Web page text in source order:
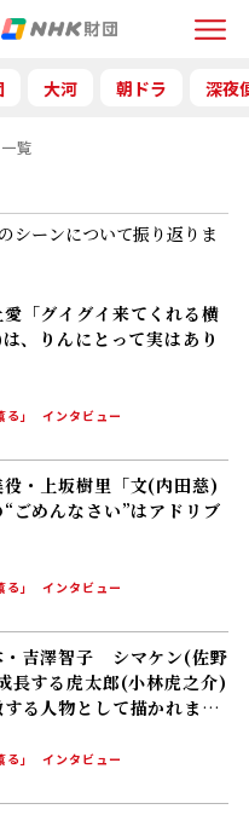
Menu
大河 朝ドラ 深夜
覧
シーンについて振り返りま
愛「グイグイ来てくれる横
、りんにとって実はあり
」
インタビュー
役・上坂樹里「文(内田慈)
ごめんなさい”はアドリブ
」
インタビュー
・吉澤智子 シマケン(佐野
長する虎太郎(小林虎之介)
する人物として描かれま
」
インタビュー